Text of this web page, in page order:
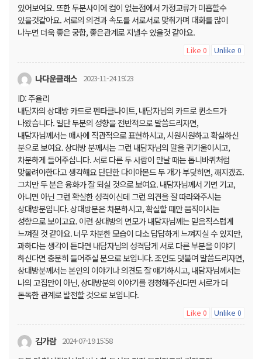
있어보여요. 또한 두분사이에 컵이 없는점에서 가정교류가 미흡할수
있을것같아요. 서로의 의견과 속도를 서로서로 맞춰가며 대화를 많이
나누면 더욱 좋은 궁합, 좋은관계로 지낼수 있을것 같아요.
Like 0 Unlike 0
나다운클래스 2023-11-24 19:23
ID: 주율리
내담자의 상대방 카드로 펜타클나이트, 내담자님의 카드로 퀸소드가
나왔습니다. 일단 두분의 성향을 전반적으로 말씀드리자면,
내담자님께서는 매사에 직관적으로 표현하시고, 시원시원하고 확실하신
분으로 보여요. 상대방 분께서는 그런 내담자님의 말을 귀기울이시고,
차분하게 들어주십니다. 서로 다른 두 사람이 만날 때는 톱니바퀴처럼
맞물려야한다고 생각해요 단단한 다이아몬드 두 개가 부딪히면, 깨지겠죠.
그치만 두 분은 융화가 잘 되실 것으로 보여요. 내담자님께서 기면 기고,
아니면 아닌 그런 확실한 성격이신데 그런 의견을 잘 따라와주시는
상대방분입니다. 상대방분은 차분하시고, 확실할 때만 움직이시는
성향으로 보이고요. 이런 상대방의 면모가 내담자님께는 믿음직스럽게
느껴질 것 같아요. 너무 차분한 모습이 다소 답답하게 느껴지실 수 있지만,
과하다는 생각이 든다면 내담자님의 성격답게 서로 다른 부분을 이야기
하신다면 충분히 들어주실 분으로 보입니다. 조언도 덧붙여 말씀드리자면,
상대방분께서는 본인의 이야기나 의견도 잘 얘기하시고, 내담자님께서는
나의 고집만이 아닌, 상대방분의 이야기를 경청해주신다면 서로가 더
돈독한 관계로 발전할 것으로 보입니다.
Like 0 Unlike 0
김가람 2024-07-19 15:58